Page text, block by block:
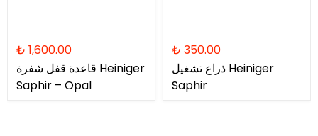
₺ 1,600.00
قاعدة قفل شفرة Heiniger
Saphir – Opal
₺ 350.00
ذراع تشغيل Heiniger
Saphir